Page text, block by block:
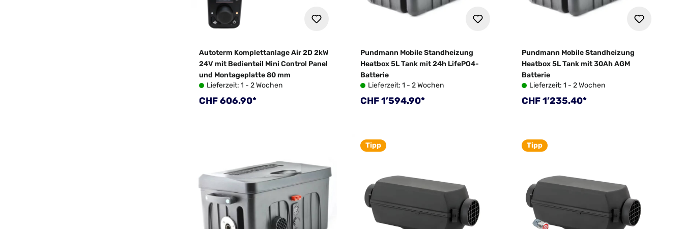
Autoterm Komplettanlage Air 2D 2kW
24V mit Bedienteil Mini Control Panel
und Montageplatte 80 mm
Lieferzeit: 1 - 2 Wochen
Regulärer Preis:
CHF 606.90*
Pundmann Mobile Standheizung
Heatbox 5L Tank mit 24h LifePO4-
Batterie
Lieferzeit: 1 - 2 Wochen
Regulärer Preis:
CHF 1’594.90*
Pundmann Mobile Standheizung
Heatbox 5L Tank mit 30Ah AGM
Batterie
Lieferzeit: 1 - 2 Wochen
Regulärer Preis:
CHF 1’235.40*
Tipp Tipp